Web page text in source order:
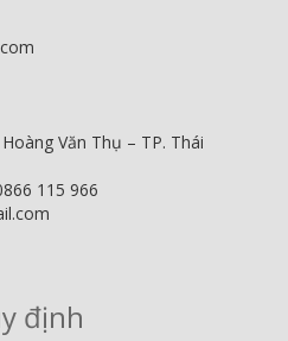
Văn Thụ – TP. Thái
115 966
định